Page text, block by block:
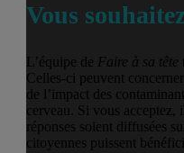
Vous
L’équipe de Faire à sa tête
Celles-ci peuvent
de l’impact des
cerveau. Si vous acceptez,
réponses soient diffusées
citoyennes puissent